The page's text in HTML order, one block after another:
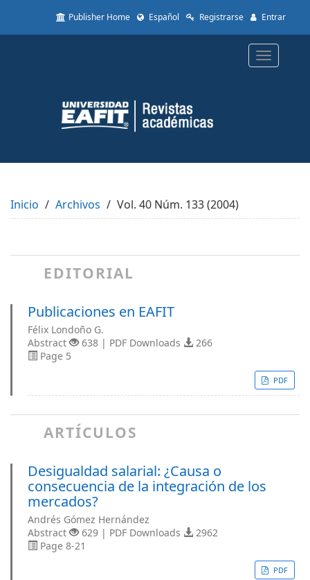
to
Content
Sidebar
Publisher Home Español Registrarse Entrar
Toggle
Inicio Archivos Vol. 40 Núm. 133 (2004)
EDITORIAL
Publicaciones en EAFIT
Félix Londoño G.
Abstract
638 | PDF Downloads
266
Page 5
PDF
ARTÍCULOS
Desigualdad salarial: ¿Causa o
consecuencia de la integración de los
mercados?
Andrés Gómez Hernández
Abstract
629 | PDF Downloads
2962
Page 8-21
PDF